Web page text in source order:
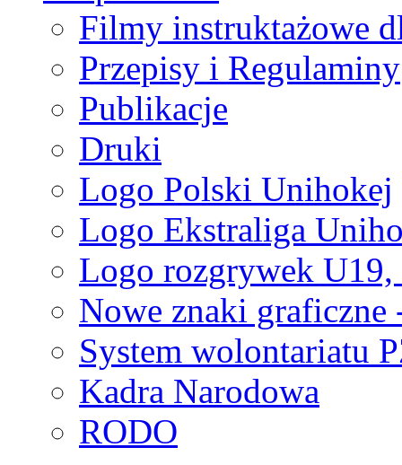
Filmy instruktażowe
Przepisy i Regulaminy
Publikacje
Druki
Logo Polski Unihokej
Logo Ekstraliga
Logo rozgrywek
Nowe znaki graficzne
System wolontariatu
Kadra Narodowa
RODO